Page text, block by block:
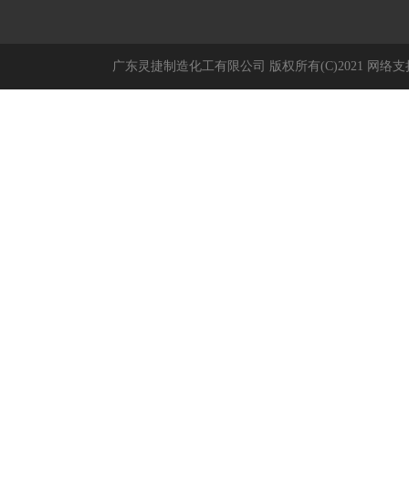
广东灵捷制造化工有限公司 版权所有(C)2021 网络支